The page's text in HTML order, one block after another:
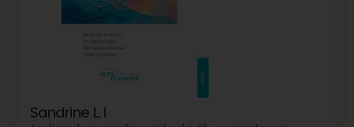
Sandrine L. I